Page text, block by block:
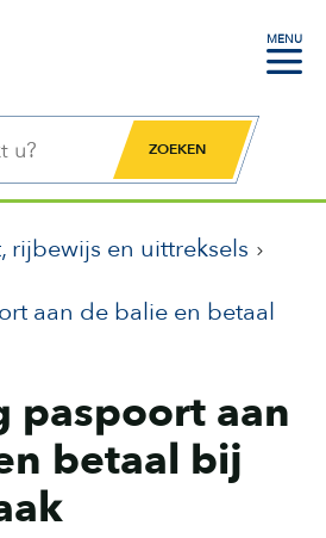
MENU
Zoekknop
rijbewijs en uittreksels
aan de balie en betaal
paspoort aan
betaal bij